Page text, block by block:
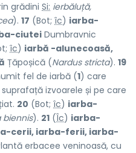
grădini Si: ierbăluță,
). 17 (Bot; îc) iarba-
ciutei Dumbravnic
îc) iarbă -alunecoasă,
Țăpoșică (Nardus stricta). 19
fel de iarbă (1) care
izvoarele și pe care
20 (Bot; îc) iarba-
biennis). 21 (Îc) iarba-
cerii, iarba-ferii, iarba-
erbacee veninoasă, cu